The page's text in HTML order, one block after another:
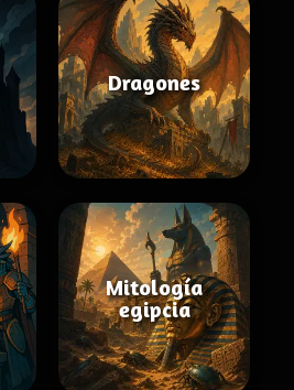
Dragones
Mitología
egipcia